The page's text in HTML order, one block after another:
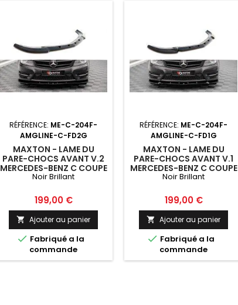
RÉFÉRENCE: ME-C-204F-
AMGLINE-C-FD2G
MAXTON - LAME DU
PARE-CHOCS AVANT V.2
MERCEDES-BENZ C COUPE
/ SEDAN / ESTATE AMG-
FACELIFT / S204 FACELIFT
NOIR BRILLANT
Noir Brillant
Prix
199,00 €
 Ajouter au panier
 Fabriqué a la
commande
RÉFÉRENCE: ME-C-204F-
AMGLINE-C-FD1G
MAXTON - LAME DU
PARE-CHOCS AVANT V.1
MERCEDES-BENZ C COUPE
/ SEDAN / ESTATE AMG-
FACELIFT / S204 FACELIFT
NOIR BRILLANT
Noir Brillant
Prix
199,00 €
 Ajouter au panier
 Fabriqué a la
commande